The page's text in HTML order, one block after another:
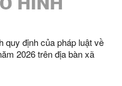
định của pháp luật về
2026 trên địa bàn xã